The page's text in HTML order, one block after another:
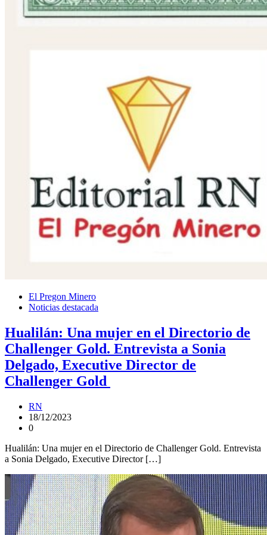
El Pregon Minero
Noticias destacada
Hualilán: Una mujer en el Directorio de
Challenger Gold. Entrevista a Sonia
Delgado, Executive Director de
Challenger Gold
RN
18/12/2023
0
Hualilán: Una mujer en el Directorio de Challenger Gold. Entrevista
a Sonia Delgado, Executive Director […]